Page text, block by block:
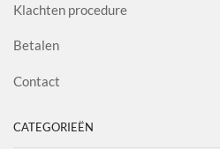
Klachten procedure
Betalen
Contact
CATEGORIEËN